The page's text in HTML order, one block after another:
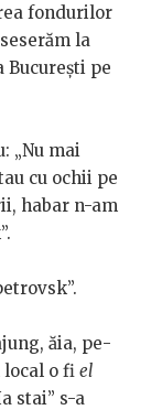
fondurilor
la
București pe
„Nu mai
cu ochii pe
habar n-am
ăia, pe-
local o fi el
stai” s-a